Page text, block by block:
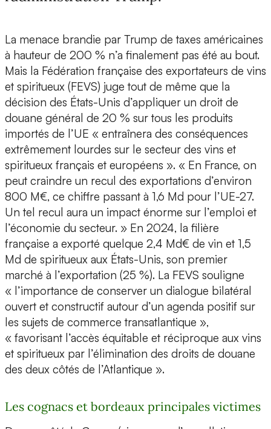
La menace brandie par Trump de taxes américaines
à hauteur de 200 % n’a finalement pas été au bout.
Mais la Fédération française des exportateurs de vins
et spiritueux (FEVS) juge tout de même que la
décision des États-Unis d’appliquer un droit de
douane général de 20 % sur tous les produits
importés de l’UE « entraînera des conséquences
extrêmement lourdes sur le secteur des vins et
spiritueux français et européens ». « En France, on
peut craindre un recul des exportations d’environ
800 M€, ce chiffre passant à 1,6 Md pour l’UE-27.
Un tel recul aura un impact énorme sur l’emploi et
l’économie du secteur. » En 2024, la filière
française a exporté quelque 2,4 Md€ de vin et 1,5
Md de spiritueux aux États-Unis, son premier
marché à l’exportation (25 %). La FEVS souligne
« l’importance de conserver un dialogue bilatéral
ouvert et constructif autour d’un agenda positif sur
les sujets de commerce transatlantique »,
« favorisant l’accès équitable et réciproque aux vins
et spiritueux par l’élimination des droits de douane
des deux côtés de l’Atlantique ».
Les cognacs et bordeaux principales victimes